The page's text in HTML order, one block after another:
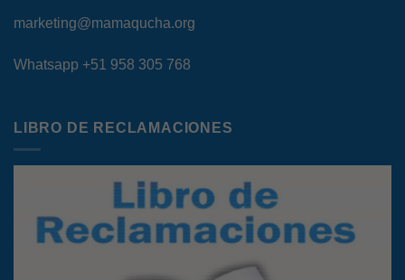
marketing@mamaqucha.org
Whatsapp +51 958 305 768
LIBRO DE RECLAMACIONES